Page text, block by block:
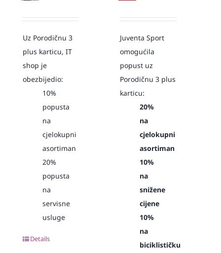
Uz Porodičnu 3
plus karticu, IT
shop je
obezbijedio:
10%
popusta
na
cjelokupni
asortiman
20%
popusta
na
servisne
usluge
Details
Juventa Sport
omogućila
popust uz
Porodičnu 3 plus
karticu:
20%
na
cjelokupni
asortiman
10%
na
snižene
cijene
10%
na
biciklističku